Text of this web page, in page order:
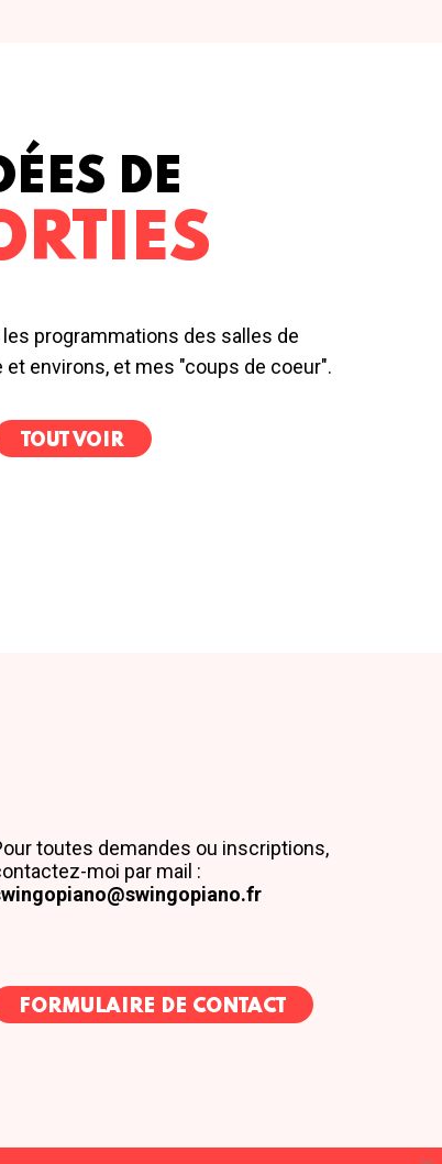
DE
programmations des salles de
environs, et mes "coups de coeur".
TOUT VOIR
toutes demandes ou inscriptions,
moi par mail :
FORMULAIRE DE CONTACT